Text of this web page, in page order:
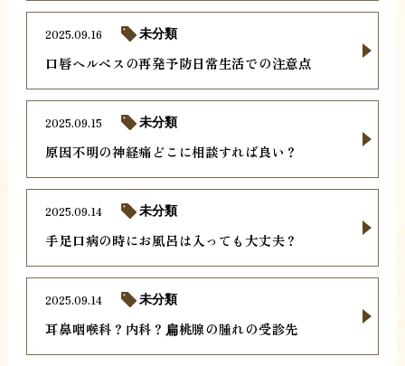
口唇ヘルペスの再発予防日常生活での注意点
2025.09.16 未分類
原因不明の神経痛どこに相談すれば良い？
2025.09.15 未分類
手足口病の時にお風呂は入っても大丈夫？
2025.09.14 未分類
耳鼻咽喉科？内科？扁桃腺の腫れの受診先
2025.09.14 未分類